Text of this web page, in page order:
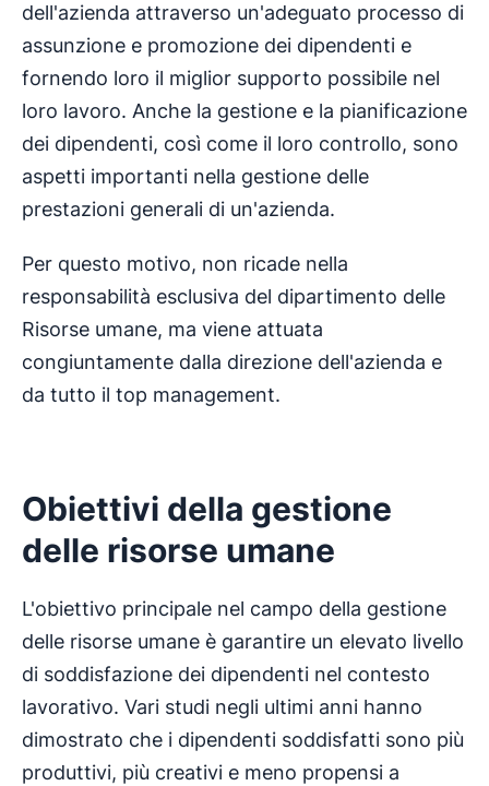
dell'azienda attraverso un'adeguato processo di
assunzione e promozione dei dipendenti e
fornendo loro il miglior supporto possibile nel
loro lavoro. Anche la gestione e la pianificazione
dei dipendenti, così come il loro controllo, sono
aspetti importanti nella gestione delle
prestazioni generali di un'azienda.
Per questo motivo, non ricade nella
responsabilità esclusiva del dipartimento delle
Risorse umane, ma viene attuata
congiuntamente dalla direzione dell'azienda e
da tutto il top management.
Obiettivi della gestione
delle risorse umane
L'obiettivo principale nel campo della gestione
delle risorse umane è garantire un elevato livello
di soddisfazione dei dipendenti nel contesto
lavorativo. Vari studi negli ultimi anni hanno
dimostrato che i dipendenti soddisfatti sono più
produttivi, più creativi e meno propensi a